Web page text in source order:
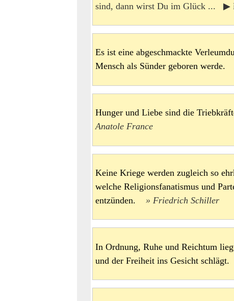
sind, dann wirst Du im Glück ... ▶
Es ist eine abgeschmackte
Mensch als Sünder geboren
Hunger und Liebe sind die
Anatole France
Keine Kriege werden zugleich so
welche Religionsfanatismus und
entzünden.
Friedrich Schiller
In Ordnung, Ruhe und Reichtum
und der Freiheit ins Gesicht